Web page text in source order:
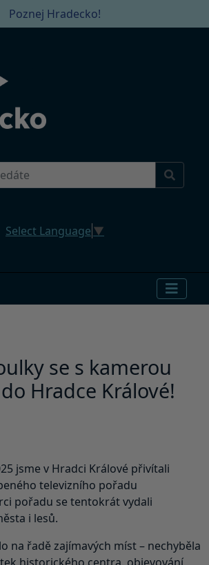
Poznej Hradecko!
Select Language ▼
se s kamerou
Hradce Králové!
jsme v Hradci Králové přivítali
televizního pořadu
pořadu se tentokrát vydali
i lesů.
na řadě zajímavých míst – nechyběla